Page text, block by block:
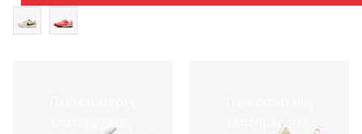
λεπτομέρειες